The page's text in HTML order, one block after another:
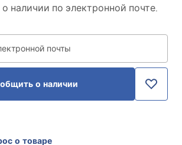
наличии по электронной почте.
почты
о наличии
о товаре